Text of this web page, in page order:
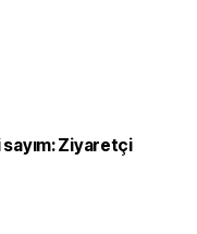
sayım: Ziyaretçi